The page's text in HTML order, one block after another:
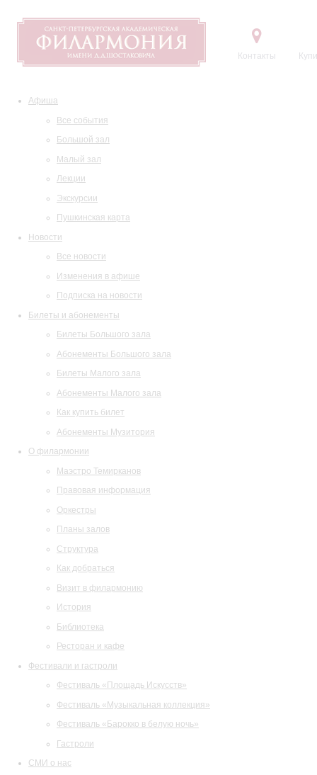
Контакты
Афиша
Все события
Большой зал
Малый зал
Лекции
Экскурсии
Пушкинская карта
Новости
Все новости
Изменения в афише
Подписка на новости
Билеты и абонементы
Билеты Большого зала
Абонементы Большого зала
Билеты Малого зала
Абонементы Малого зала
Как купить билет
Абонементы Музитория
О филармонии
Маэстро Темирканов
Правовая информация
Оркестры
Планы залов
Структура
Как добраться
Визит в филармонию
История
Библиотека
Ресторан и кафе
Фестивали и гастроли
Фестиваль «Площадь Искусств»
Фестиваль «Музыкальная коллекция»
Фестиваль «Барокко в белую ночь»
Гастроли
СМИ о нас